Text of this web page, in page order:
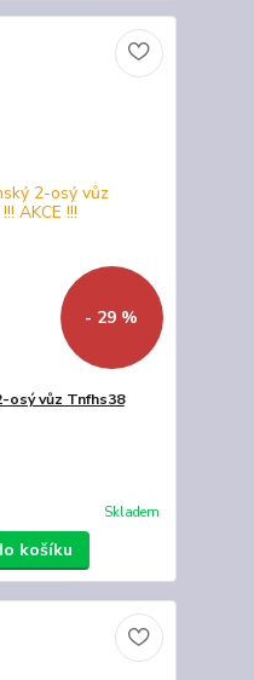
- 29 %
osý vůz Tnfhs38
Skladem
košíku